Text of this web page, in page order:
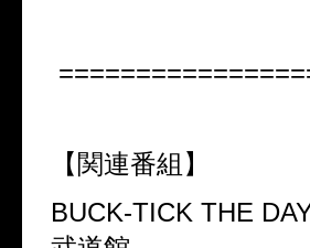
【関連番組】
BUCK-TICK THE